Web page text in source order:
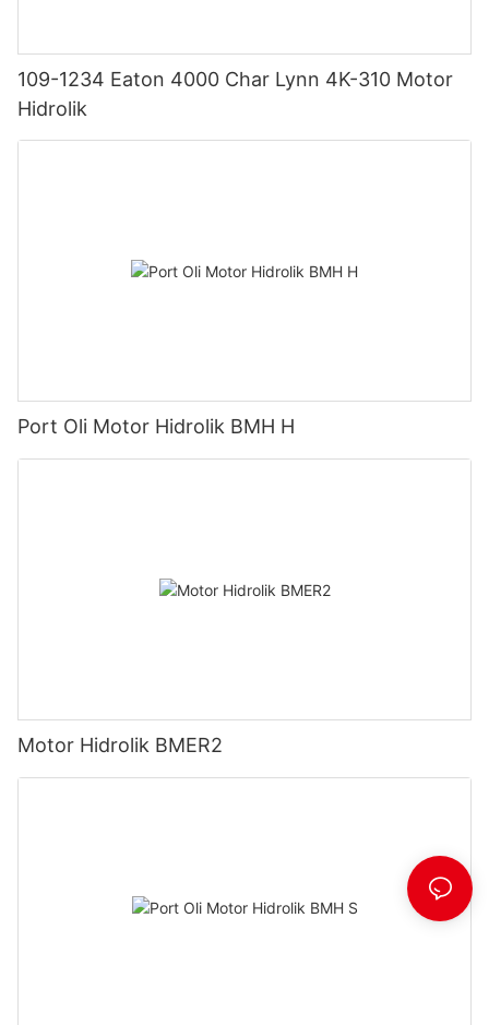
109-1234 Eaton 4000 Char Lynn 4K-310 Motor
Hidrolik
Port Oli Motor Hidrolik BMH H
Motor Hidrolik BMER2